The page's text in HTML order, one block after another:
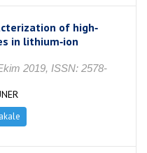
of high‐
in lithium‐ion
2019, ISSN: 2578-